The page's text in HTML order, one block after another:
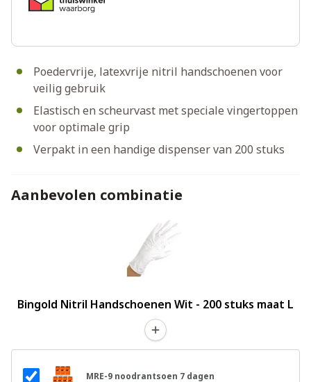
Poedervrije, latexvrije nitril handschoenen voor
veilig gebruik
Elastisch en scheurvast met speciale vingertoppen
voor optimale grip
Verpakt in een handige dispenser van 200 stuks
Aanbevolen combinatie
Bingold Nitril Handschoenen Wit - 200 stuks maat L
MRE-9 noodrantsoen 7 dagen